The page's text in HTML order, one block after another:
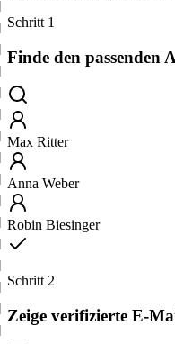
Schritt 1
Finde den passenden
Max Ritter
Anna Weber
Robin Biesinger
Schritt 2
Zeige verifizierte E-